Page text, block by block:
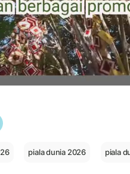
piala dunia 2026 piala